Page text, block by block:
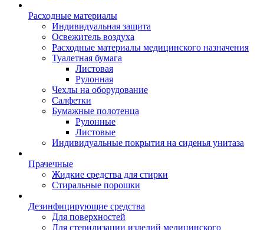
Расходные материалы
Индивидуальная защита
Освежитель воздуха
Расходные материалы медицинского назначения
Туалетная бумага
Листовая
Рулонная
Чехлы на оборудование
Салфетки
Бумажные полотенца
Рулонные
Листовые
Индивидуальные покрытия на сиденья унитаза
Прачечные
Жидкие средства для стирки
Стиральные порошки
Дезинфицирующие средства
Для поверхностей
Для стерилизации изделий медицинского